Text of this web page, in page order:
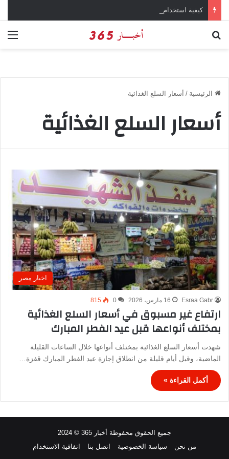
الرئيسية / أسعار السلع الغذائية
أسعار السلع الغذائية
اخبار مصر
Esraa Gabr 16 مارس، 2026 0
815
ارتفاع غير مسبوق في أسعار السلع الغذائية
بمختلف أنواعها قبل عيد الفطر المبارك
شهدت أسعار السلع الغذائية بمختلف أنواعها خلال الساعات القليلة
الماضية، وقبل أيام قليلة من انطلاق إجازة عيد الفطر المبارك قفزة…
أكمل القراءة »
جميع الحقوق محفوظة أخبار 365 © 2024
من نحن
سياسة الخصوصية اتصل بنا اتفاقية الاستخدام